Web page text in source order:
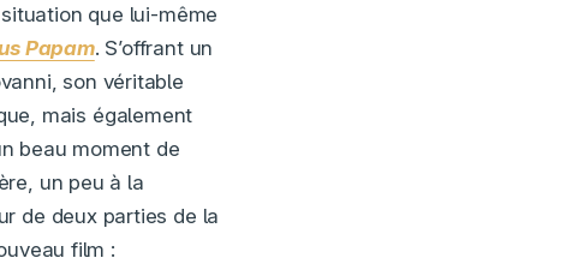
que lui-même
Papam. S’offrant un
son véritable
mais également
beau moment de
un peu à la
de deux parties de la
film :